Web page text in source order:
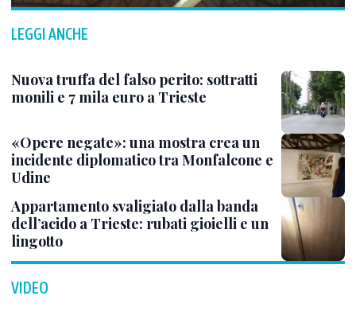
LEGGI ANCHE
Nuova truffa del falso perito: sottratti
monili e 7 mila euro a Trieste
«Opere negate»: una mostra crea un
incidente diplomatico tra Monfalcone e
Udine
Appartamento svaligiato dalla banda
dell’acido a Trieste: rubati gioielli e un
lingotto
VIDEO